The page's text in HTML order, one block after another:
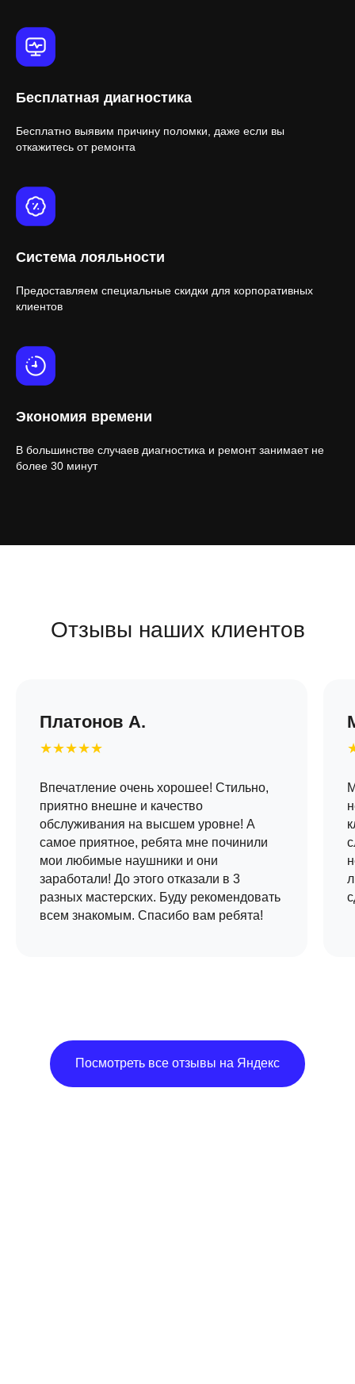
Бесплатная диагностика
Бесплатно выявим причину поломки, даже если вы
откажитесь от ремонта
Система лояльности
Предоставляем специальные скидки для корпоративных
клиентов
Экономия времени
В большинстве случаев диагностика и ремонт занимает не
более 30 минут
Отзывы наших клиентов
Платонов А.
★★★★★
Впечатление очень хорошее! Стильно,
приятно внешне и качество
обслуживания на высшем уровне! А
самое приятное, ребята мне починили
мои любимые наушники и они
заработали! До этого отказали в 3
разных мастерских. Буду рекомендовать
всем знакомым. Спасибо вам ребята!
Посмотреть все отзывы на Яндекс